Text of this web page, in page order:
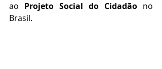
ao Projeto Social do Cidadão no
Brasil.